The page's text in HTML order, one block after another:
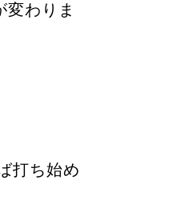
変わりま
打ち始め